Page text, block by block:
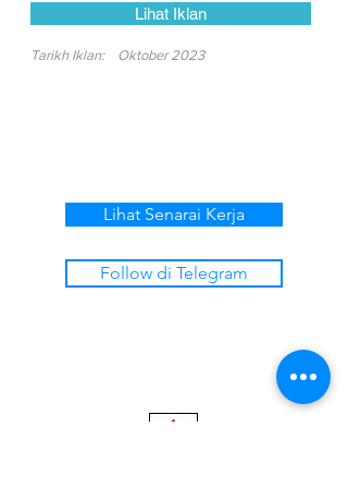
Lihat Iklan
Tarikh Iklan: Oktober 2023
Lihat Senarai Kerja
Follow di Telegram